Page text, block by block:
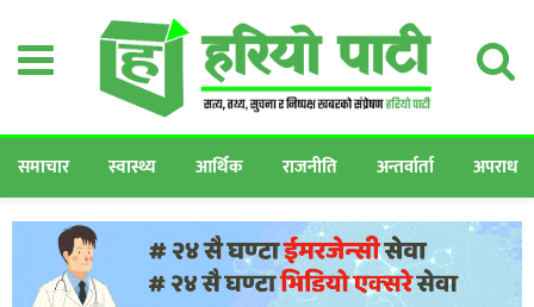
समाचार स्वास्थ्य आर्थिक राजनीति अन्तर्वार्ता अपराध